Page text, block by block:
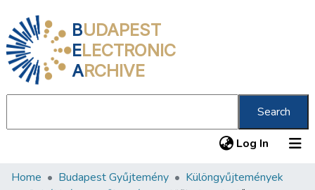
BUDAPEST
ELECTRONIC
ARCHIVE
Search
Log In (current)
Communities & Collections
Home Budapest Gyűjtemény
Különgyűjtemények